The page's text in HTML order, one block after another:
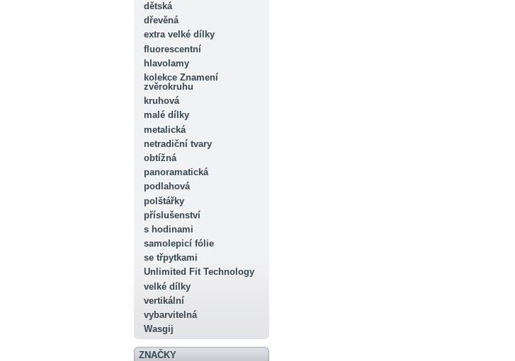
dětská
dřevěná
extra velké dílky
fluorescentní
hlavolamy
kolekce Znamení
zvěrokruhu
kruhová
malé dílky
metalická
netradiční tvary
obtížná
panoramatická
podlahová
polštářky
příslušenství
s hodinami
samolepicí fólie
se třpytkami
Unlimited Fit Technology
velké dílky
vertikální
vybarvitelná
Wasgij
ZNAČKY